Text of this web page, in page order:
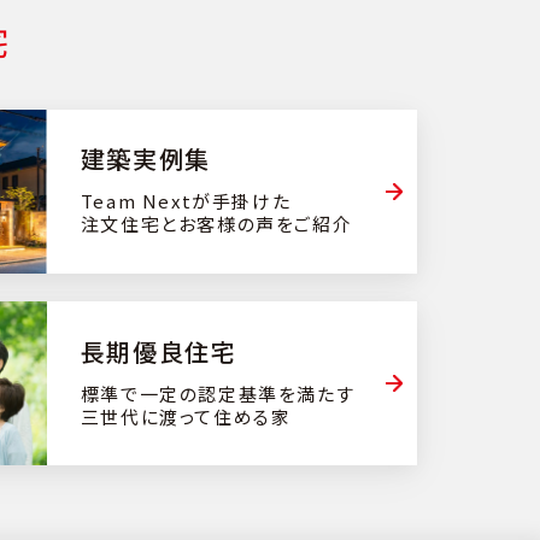
建築実例集
Team Nextが手掛けた
注文住宅とお客様の声をご紹介
⻑期優良住宅
標準で一定の認定基準を満たす
三世代に渡って住める家